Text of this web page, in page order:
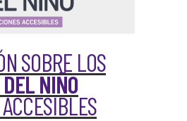
SOBRE LOS
NIÑO